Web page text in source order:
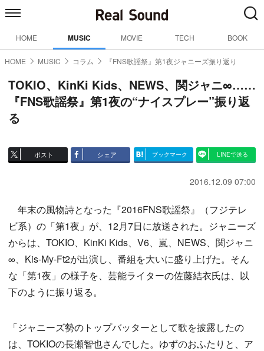
HOME MUSIC MOVIE TECH BOOK
HOME MUSIC コラム 『FNS歌謡祭』第1夜ジャニーズ振り返り
TOKIO、KinKi Kids、NEWS、関ジャニ∞……
『FNS歌謡祭』第1夜の“ナイスプレー”振り返
る
ポスト シェア ブックマーク LINEで送る
2016.12.09 07:00
年末の風物詩となった『2016FNS歌謡祭』（フジテレ
ビ系）の「第1夜」が、12月7日に放送された。ジャニーズ
からは、TOKIO、KinKi Kids、V6、嵐、NEWS、関ジャニ
∞、Kis-My-Ft2が出演し、番組を大いに盛り上げた。そん
な「第1夜」の様子を、芸能ライターの佐藤結衣氏は、以
下のように振り返る。
「ジャニーズ勢のトップバッターとして歌を披露したの
は、TOKIOの長瀬智也さんでした。ゆずのおふたりと、ア